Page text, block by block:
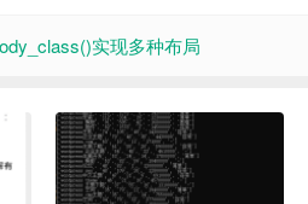
实现多种布局